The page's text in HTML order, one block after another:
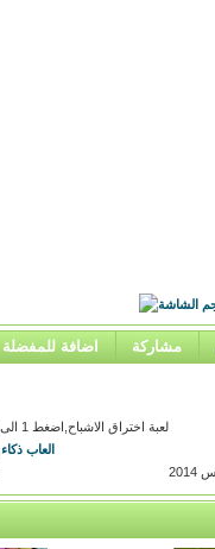
اضافة للمفضلة مشاركة
لعبة اختراق الاشباح,اضغط 1 الى للوصول للمستوى الثانى
العاب ذكاء